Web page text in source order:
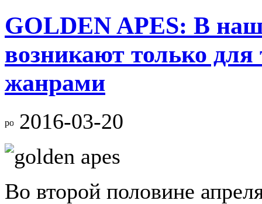
GOLDEN APES: В
возникают только
жанрами
2016-03-20
Во второй половине